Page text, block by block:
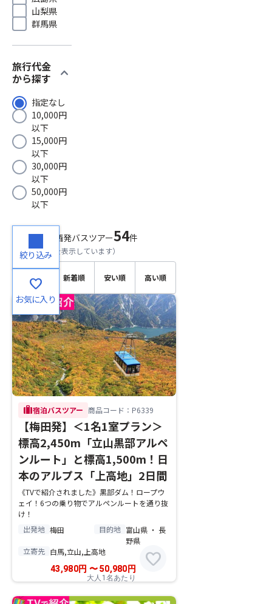
山梨県
群馬県
旅行代金
から探す
expand_more
指定なし
10,000円
以下
15,000円
以下
30,000円
以下
50,000円
以下
絞り込み
favorite
お気に入り
検索結果 関西発バスツアー54件
1～20件目を表示しています）
おすす
め順
新着順 安い順 高い順
trip宿泊バスツアー 商品コード：P6339
【梅田発】＜1名1室プラン＞
標高2,450m「立山黒部アルペ
ンルート」と標高1,500m！日
本のアルプス「上高地」2日間
《TVで紹介されました》黒部ダム！ロープウ
ェイ！6つの乗り物でアルペンルートを通り抜
け！
出発地 梅田 目的地 富山県 ・ 長
野県
立寄先 白馬,立山,上高地
43,980円 〜50,980 円
大人1名あたり
favorite